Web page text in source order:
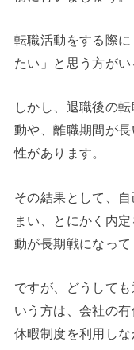
転職活動をする際
たい」と思う方がい
しかし、退職後の
動や、離職期間が
性があります。
その結果として、
まい、とにかく内
動が長期戦になって
ですが、どうして
いう方は、会社の
休暇制度を利用しな